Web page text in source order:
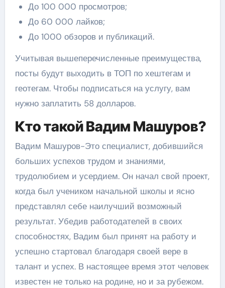
До 100 000 просмотров;
До 60 000 лайков;
До 1000 обзоров и публикаций.
Учитывая вышеперечисленные преимущества,
посты будут выходить в ТОП по хештегам и
геотегам. Чтобы подписаться на услугу, вам
нужно заплатить 58 долларов.
Кто такой Вадим Машуров?
Вадим Машуров-Это специалист, добившийся
больших успехов трудом и знаниями,
трудолюбием и усердием. Он начал свой проект,
когда был учеником начальной школы и ясно
представлял себе наилучший возможный
результат. Убедив работодателей в своих
способностях, Вадим был принят на работу и
успешно стартовал благодаря своей вере в
талант и успех. В настоящее время этот человек
известен не только на родине, но и за рубежом.